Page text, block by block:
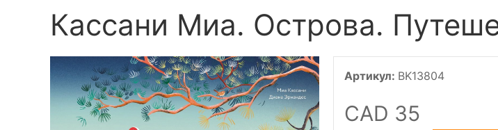
Кассани Миа. Острова.
Артикул: BK13804
CAD 35